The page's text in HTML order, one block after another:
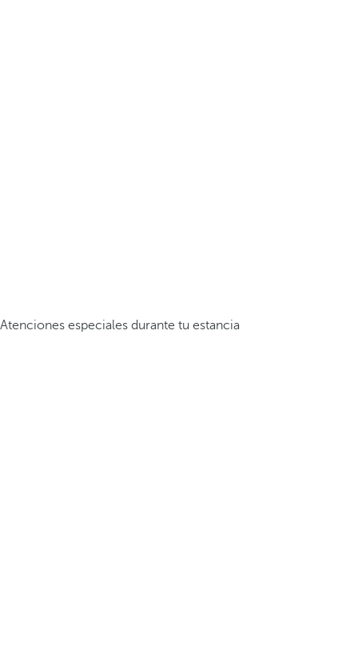
Atenciones especiales durante tu estancia